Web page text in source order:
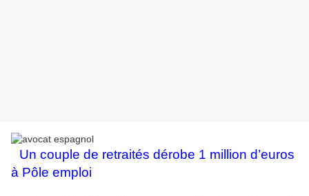
Un couple de retraités dérobe 1 million d’euros
à Pôle emploi